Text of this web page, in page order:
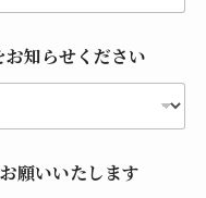
知らせください
願いいたします